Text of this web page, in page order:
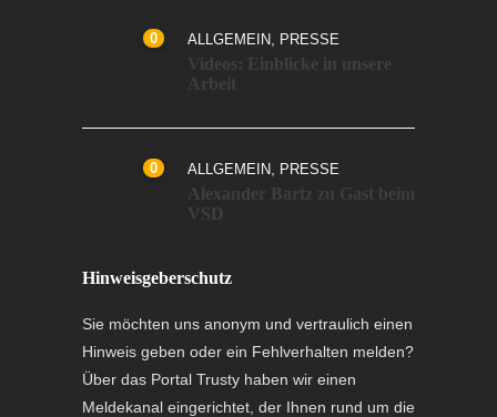
0 ALLGEMEIN PRESSE
Videos: Einblicke in unsere
Arbeit
0 ALLGEMEIN PRESSE
Alexander Bartz zu Gast beim
VSD
Hinweisgeberschutz
Sie möchten uns anonym und vertraulich einen
Hinweis geben oder ein Fehlverhalten melden?
Über das Portal Trusty haben wir einen
Meldekanal eingerichtet, der Ihnen rund um die